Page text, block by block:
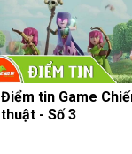
Điểm tin Game
thuật - Số 3